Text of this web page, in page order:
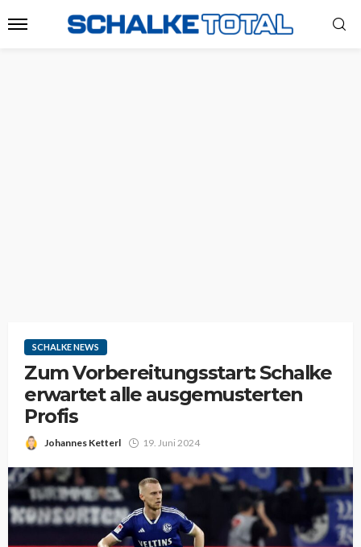
SCHALKE NEWS
Zum Vorbereitungsstart: Schalke
erwartet alle ausgemusterten
Profis
Johannes Ketterl 19. Juni 2024